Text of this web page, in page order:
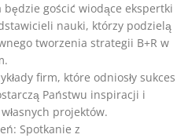
gościć wiodące ekspertki
nauki, którzy podzielą
tworzenia strategii B+R w
firm, które odniosły sukces
Państwu inspiracji i
projektów.
Spotkanie z